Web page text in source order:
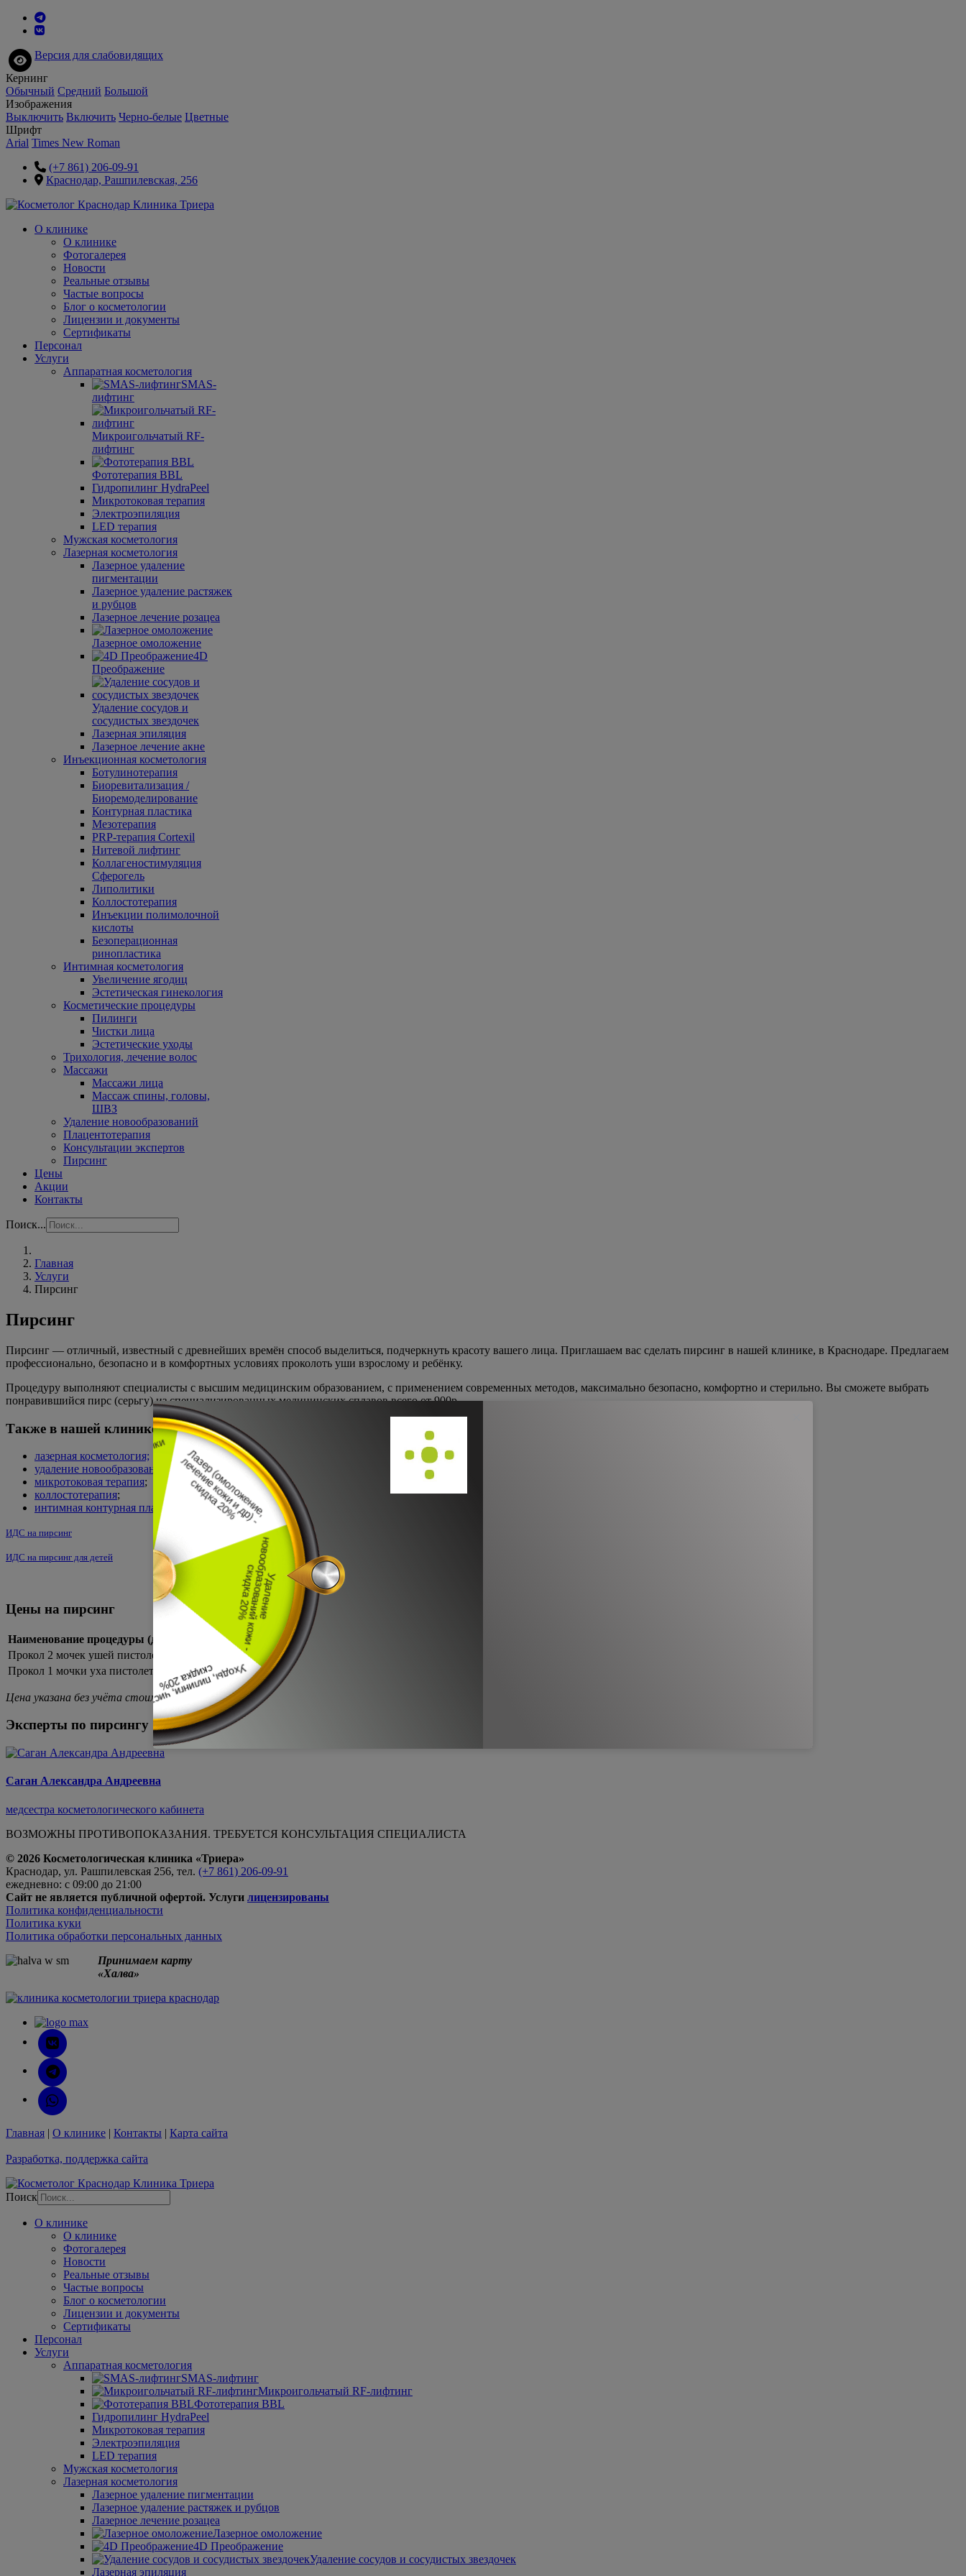
Версия для слабовидящих
Кернинг
Обычный Средний Большой
Изображения
Выключить Включить Черно-белые Цветные
Шрифт
Arial Times New Roman
(+7 861) 206-09-91
Краснодар, Рашпилевская, 256
О клинике
О клинике
Фотогалерея
Новости
Реальные отзывы
Частые вопросы
Блог о косметологии
Лицензии и документы
Сертификаты
Персонал
Услуги
Аппаратная косметология
SMAS-
лифтинг
Микроигольчатый RF-
лифтинг
Фототерапия BBL
Гидро­пилинг HydraPeel
Микротоковая терапия
Электроэпиляция
LED терапия
Мужская косметология
Лазерная косметология
Лазерное удаление
пигментации
Лазерное удаление растяжек
и рубцов
Лазерное лечение розацеа
Лазерное омоложение
4D
Преображение
Удаление сосудов и
сосудистых звездочек
Лазерная эпиляция
Лазерное лечение акне
Инъекционная косметология
Ботулинотерапия
Биоревитализация /
Биоремоделирование
Контурная пластика
Мезотерапия
PRP-терапия Cortexil
Нитевой лифтинг
Коллагеностимуляция
Сферогель
Липолитики
Коллостотерапия
Инъекции полимолочной
кислоты
Безоперационная
ринопластика
Интимная косметология
Увеличение ягодиц
Эстетическая гинекология
Косметические процедуры
Пилинги
Чистки лица
Эстетические уходы
Трихология, лечение волос
Массажи
Массажи лица
Массаж спины, головы,
ШВЗ
Удаление новообразований
Плацентотерапия
Консультации экспертов
Пирсинг
Цены
Акции
Контакты
Поиск...
Главная
Услуги
Пирсинг
Пирсинг
Пирсинг — отличный, известный с древнейших времён способ выделиться, подчеркнуть красоту вашего лица. Приглашаем вас сделать пирсинг в нашей клинике, в Краснодаре. Предлагаем
профессионально, безопасно и в комфортных условиях проколоть уши взрослому и ребёнку.
Процедуру выполняют специалисты с высшим медицинским образованием, с применением современных методов, максимально безопасно, комфортно и стерильно. Вы сможете выбрать
понравившийся пирс (серьгу) из специализированных медицинских сплавов всего от 900р.
Также в нашей клинике
лазерная косметология;
удаление новообразований кожи;
микротоковая терапия;
коллостотерапия;
интимная контурная пластика
ИДС на пирсинг
ИДС на пирсинг для детей
Цены на пирсинг
Наименование процедуры (дети с 10 лет и взрослые) Стоимость, руб.
Прокол 2 мочек ушей пистолетом
1 500
Прокол 1 мочки уха пистолетом
900
Цена указана без учёта стоимости серьги (900 руб.)
Эксперты по пирсингу
Саган Александра Андреевна
медсестра косметологического кабинета
ВОЗМОЖНЫ ПРОТИВОПОКАЗАНИЯ. ТРЕБУЕТСЯ КОНСУЛЬТАЦИЯ СПЕЦИАЛИСТА
© 2026 Косметологическая клиника «Триера»
Краснодар, ул. Рашпилевская 256, тел. (+7 861) 206-09-91
ежедневно: с 09:00 до 21:00
Сайт не является публичной офертой. Услуги лицензированы
Политика​ ​конфиденциальности
Политика​ куки
Политика​ обработки персональных данных
Принимаем карту
«Халва»
Главная | О клинике | Контакты | Карта сайта
Разработка, поддержка сайта
Поиск
О клинике
О клинике
Фотогалерея
Новости
Реальные отзывы
Частые вопросы
Блог о косметологии
Лицензии и документы
Сертификаты
Персонал
Услуги
Аппаратная косметология
SMAS-лифтинг
Микроигольчатый RF-лифтинг
Фототерапия BBL
Гидро­пилинг HydraPeel
Микротоковая терапия
Электроэпиляция
LED терапия
Мужская косметология
Лазерная косметология
Лазерное удаление пигментации
Лазерное удаление растяжек и рубцов
Лазерное лечение розацеа
Лазерное омоложение
4D Преображение
Удаление сосудов и сосудистых звездочек
Лазерная эпиляция